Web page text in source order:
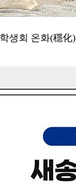
생회 온화(穩化)